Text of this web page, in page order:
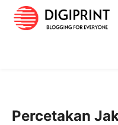
Percetakan